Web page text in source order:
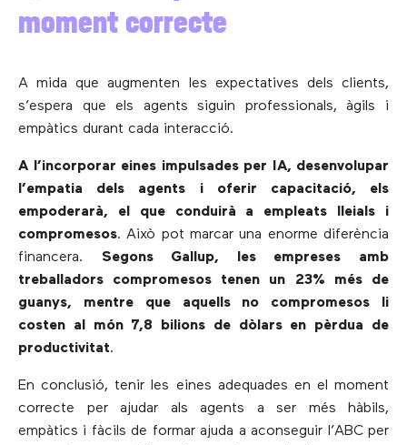
moment correcte
A mida que augmenten les expectatives dels clients,
s’espera que els agents siguin professionals, àgils i
empàtics durant cada interacció.
A l’incorporar eines impulsades per IA, desenvolupar
l’empatia dels agents i oferir capacitació, els
empoderarà, el que conduirà a empleats lleials i
compromesos. Això pot marcar una enorme diferència
financera. Segons Gallup, les empreses amb
treballadors compromesos tenen un 23% més de
guanys, mentre que aquells no compromesos li
costen al món 7,8 bilions de dòlars en pèrdua de
productivitat.
En conclusió, tenir les eines adequades en el moment
correcte per ajudar als agents a ser més hàbils,
empàtics i fàcils de formar ajuda a aconseguir l’ABC per